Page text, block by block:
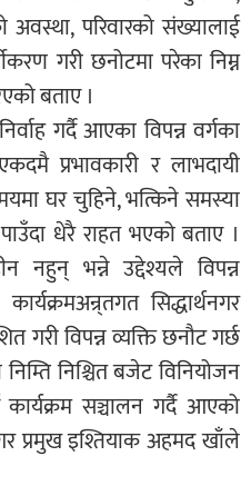
अवस्था, परिवारको संख्यालाई
गरी छनोटमा परेका निम्न
बताए ।
गर्दै आएका विपन्न वर्गका
प्रभावकारी र लाभदायी
घर चुहिने, भत्किने समस्या
धेरै राहत भएको बताए ।
नहुन् भन्ने उद्देश्यले विपन्न
सिद्धार्थनगर
गरी विपन्न व्यक्ति छनौट गर्छ
निश्चित बजेट विनियोजन
सञ्चालन गर्दै आएको
प्रमुख इश्तियाक अहमद खाँले